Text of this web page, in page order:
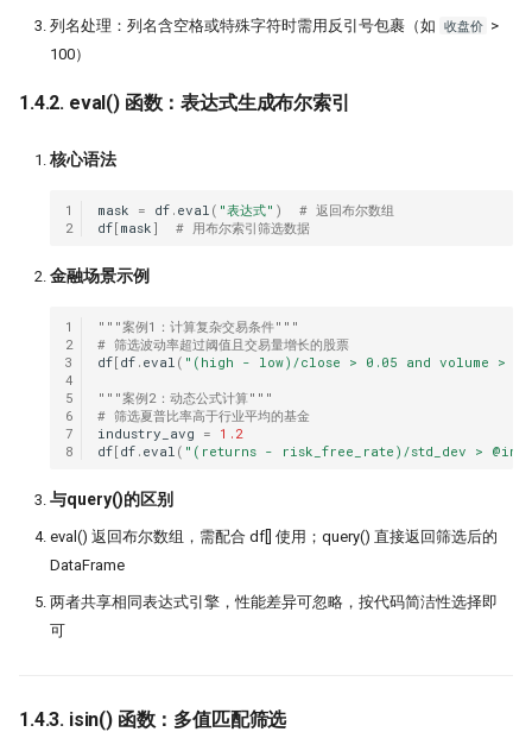
关于昨天应该涨多少这件事，
带你读论文：PCA、离散小波和
白银大涨引发的量化套利策略
子为例(1)
因子分析（3）- 都是坑！这么简
捕捉主力-最大成交量因子
净新高占比因子
核心逻辑
原作者失联8个月，我们接手维
Quantstats Reloaded
量化实盘接口
QMT/XtQuant 之开发环境篇
前后复权都不对，动态复权又太
​列名处理：列名含空格或特殊字符时需用反引号包裹（如 收盘价 >
100）
1.4.2. eval() 函数：表达式生成布尔索引
核心语法
1
2
mask = df. eval ( "表达式" )
# 返回布尔数组
df[ mask ] # 用布尔索引筛选数据
​金融场景示例
1
2
3
4
5
6
7
8
"""案例1：计算复杂交易条件"""
# 筛选波动率超过阈值且交易量增长的股票
df[ df. eval ( "(high - low)/close > 0.05 and volume >
"""案例2：动态公式计算"""
# 筛选夏普比率高于行业平均的基金
industry_avg = 1.2
df[ df. eval ( "(returns - risk_free_rate)/std_dev >
​与query()的区别
eval() 返回布尔数组，需配合 df[] 使用；query() 直接返回筛选后的
DataFrame
两者共享相同表达式引擎，性能差异可忽略，按代码简洁性选择即
可
1.4.3. isin() 函数：多值匹配筛选